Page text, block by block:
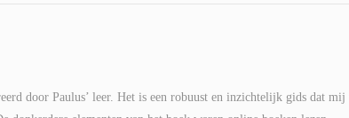
door Paulus’ leer. Het is een robuust en inzichtelijk gids dat mij